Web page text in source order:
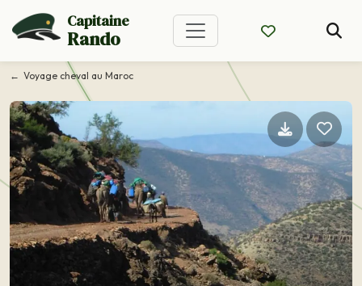
Capitaine
Rando
Voyage cheval au Maroc